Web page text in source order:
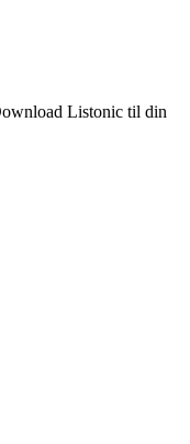
Listonic til din